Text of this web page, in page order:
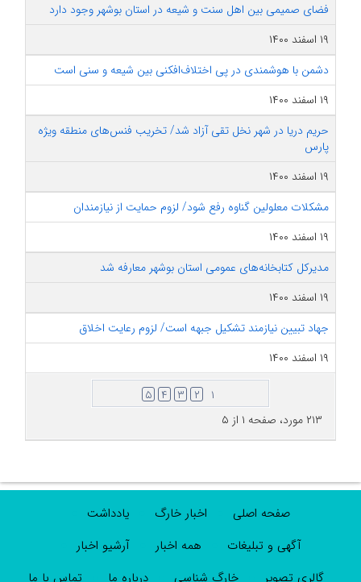
فضای صمیمی بین اهل سنت و شیعه در استان بوشهر وجود دارد
۱۹ اسفند ۱۴۰۰
دشمن با هوشمندی در پی اختلاف‌افکنی بین شیعه و سنی است
۱۹ اسفند ۱۴۰۰
حریم دریا در شهر نخل تقی آزاد شد/ تخریب فنس‌های منطقه ویژه
پارس
۱۹ اسفند ۱۴۰۰
مشکلات معلولین گناوه رفع شود/ لزوم حمایت از نیازمندان
۱۹ اسفند ۱۴۰۰
مدیرکل کتابخانه‌های عمومی استان بوشهر معارفه شد
۱۹ اسفند ۱۴۰۰
جهاد تبیین نیازمند تشکیل جبهه است/ لزوم رعایت اخلاق
۱۹ اسفند ۱۴۰۰
۱ ۲ ۳ ۴ ۵
۲۱۳ مورد، صفحه ۱ از ۵
صفحه اصلی اخبار خارگ
یادداشت
آگهی و تبلیغات
همه اخبار
آرشیو اخبار
گالری تصویر
خارگ شناسی درباره ما تماس با ما